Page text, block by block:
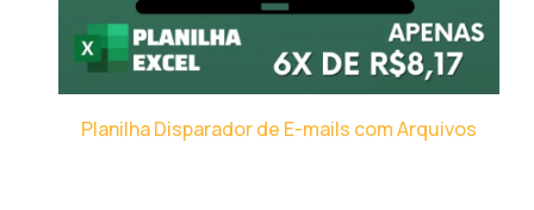
Planilha Disparador de E-mails com Arquivos